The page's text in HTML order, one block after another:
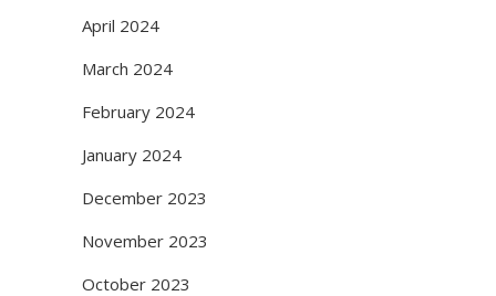
April 2024
March 2024
February 2024
January 2024
December 2023
November 2023
October 2023